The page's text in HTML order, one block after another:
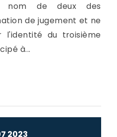
nom de deux des
de jugement et ne
du troisième
à...
2023